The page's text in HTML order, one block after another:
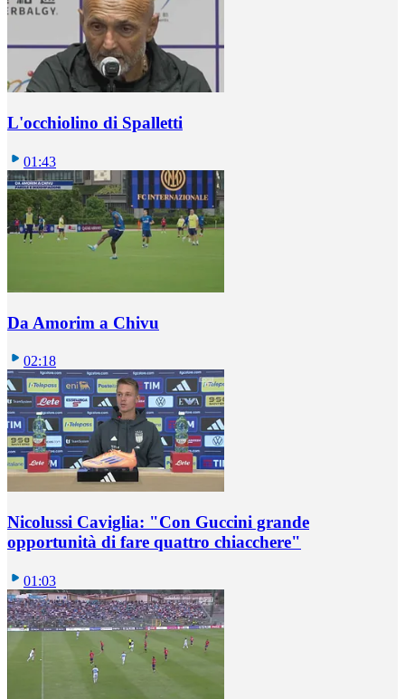
L'occhiolino di Spalletti
01:43
Da Amorim a Chivu
02:18
Nicolussi Caviglia: "Con Guccini grande
opportunità di fare quattro chiacchere"
01:03